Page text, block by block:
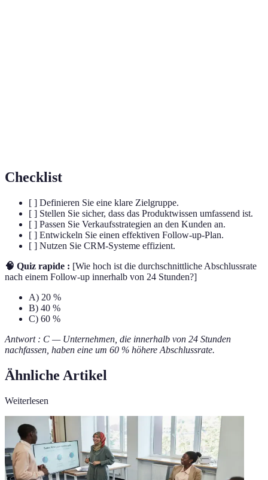
Checklist
[ ] Definieren Sie eine klare Zielgruppe.
[ ] Stellen Sie sicher, dass das Produktwissen umfassend ist.
[ ] Passen Sie Verkaufsstrategien an den Kunden an.
[ ] Entwickeln Sie einen effektiven Follow-up-Plan.
[ ] Nutzen Sie CRM-Systeme effizient.
🧠 Quiz rapide : [Wie hoch ist die durchschnittliche Abschlussrate
nach einem Follow-up innerhalb von 24 Stunden?]
A) 20 %
B) 40 %
C) 60 %
Antwort : C — Unternehmen, die innerhalb von 24 Stunden
nachfassen, haben eine um 60 % höhere Abschlussrate.
Ähnliche Artikel
Weiterlesen